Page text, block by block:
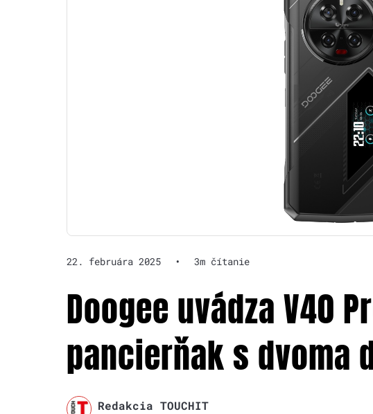
22. februára 2025 • 3m čítanie
Doogee uvádza V40
pancierňak s dvoma
Redakcia TOUCHIT